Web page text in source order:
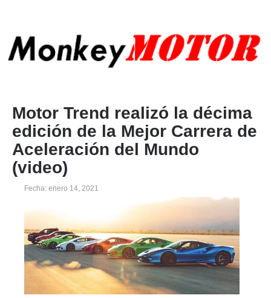
Motor Trend realizó la décima
edición de la Mejor Carrera de
Aceleración del Mundo
(video)
Fecha: enero 14, 2021